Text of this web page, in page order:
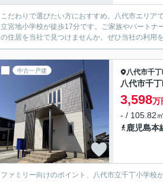
こだわりで選びたい方におすすめ。八代市エリ
立宮地小学校が徒歩17分です。ご家族やパートナ
の住居を当社で見つけませんか。ぜひ当社の利用
中古一戸建 八代市千丁
八代市千
3,598万
- / 105.82
鹿児島本
ファミリー向けのポイント、八代市立千丁小学校